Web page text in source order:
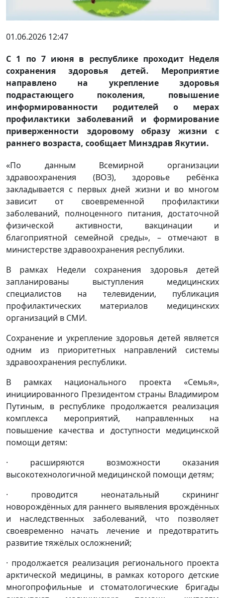
01.06.2026 12:47
С 1 по 7 июня в республике проходит Неделя
сохранения здоровья детей. Мероприятие
направлено на укрепление здоровья
подрастающего поколения, повышение
информированности родителей о мерах
профилактики заболеваний и формирование
приверженности здоровому образу жизни с
раннего возраста, сообщает Минздрав Якутии.
«По данным Всемирной организации
здравоохранения (ВОЗ), здоровье ребёнка
закладывается с первых дней жизни и во многом
зависит от своевременной профилактики
заболеваний, полноценного питания, достаточной
физической активности, вакцинации и
благоприятной семейной среды», – отмечают в
министерстве здравоохранения республики.
В рамках Недели сохранения здоровья детей
запланированы выступления медицинских
специалистов на телевидении, публикация
профилактических материалов медицинских
организаций в СМИ.
Сохранение и укрепление здоровья детей является
одним из приоритетных направлений системы
здравоохранения республики.
В рамках национального проекта «Семья»,
инициированного Президентом страны Владимиром
Путиным, в республике продолжается реализация
комплекса мероприятий, направленных на
повышение качества и доступности медицинской
помощи детям:
· расширяются возможности оказания
высокотехнологичной медицинской помощи детям;
· проводится неонатальный скрининг
новорождённых для раннего выявления врождённых
и наследственных заболеваний, что позволяет
своевременно начать лечение и предотвратить
развитие тяжёлых осложнений;
· продолжается реализация регионального проекта
арктической медицины, в рамках которого детские
многопрофильные и стоматологические бригады